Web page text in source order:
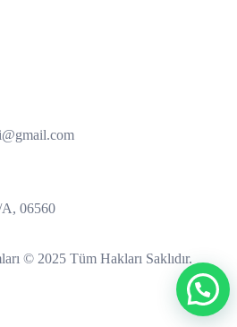
06560
© 2025 Tüm Hakları Saklıdır.